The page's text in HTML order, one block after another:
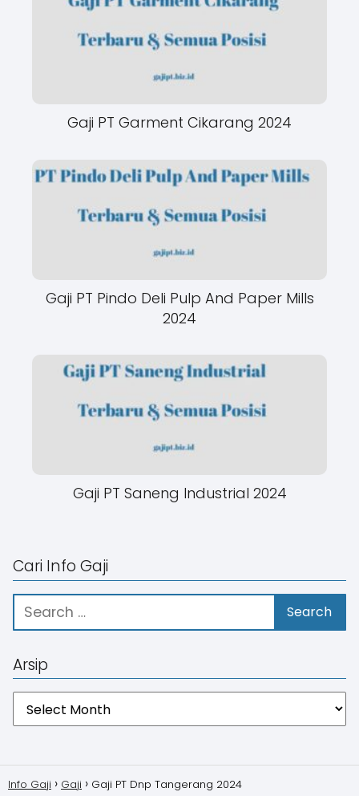
Gaji PT Garment Cikarang 2024
Gaji PT Pindo Deli Pulp And Paper Mills
2024
Gaji PT Saneng Industrial 2024
Cari Info Gaji
Arsip
Arsip
Info Gaji Gaji Gaji PT Dnp Tangerang 2024